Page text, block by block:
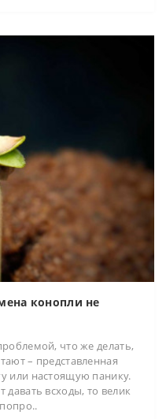
конопли не
что же делать,
– представленная
или настоящую панику.
давать всходы, то велик